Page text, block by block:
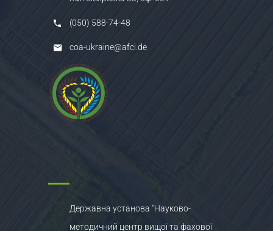
(050) 588-74-48
coa-ukraine@afci.de
Державна установа "Науково-
методичний центр вищої та фахової